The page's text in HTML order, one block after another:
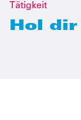
Tätigkeit
Hol dir